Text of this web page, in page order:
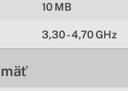
10 MB
3,30 - 4,70 GHz